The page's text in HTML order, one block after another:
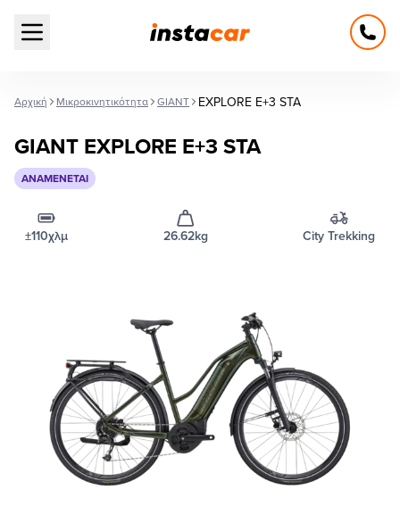
Open main menu
Αρχική Μικροκινητικότητα GIANT EXPLORE E+3 STA
GIANT EXPLORE E+3 STA
ΑΝΑΜΈΝΕΤΑΙ
±110χλμ 26.62kg City Trekking